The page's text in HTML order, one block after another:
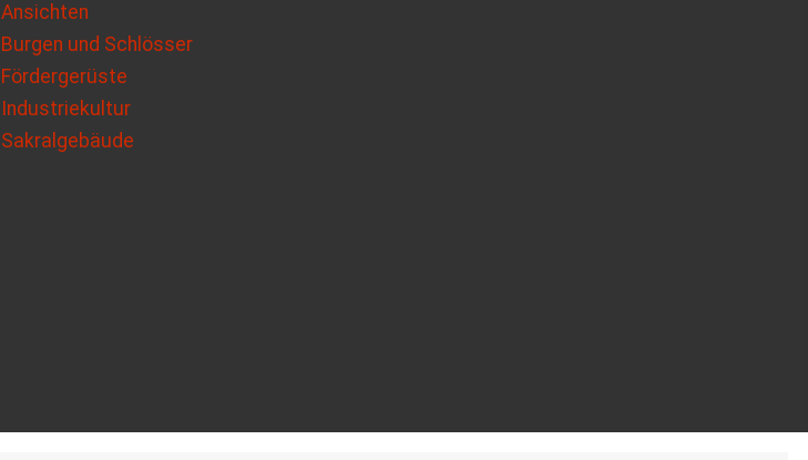
Ansichten
Burgen und Schlösser
Fördergerüste
Industriekultur
Sakralgebäude